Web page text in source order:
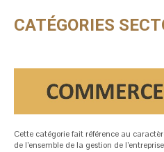
CATÉGORIES
Cette catégorie fait référence au
de l’ensemble de la gestion de